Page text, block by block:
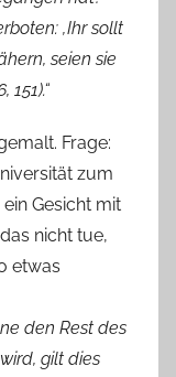
‚Ihr sollt
seien sie
Frage:
zum
ein Gesicht mit
nicht tue,
etwas
den Rest des
gilt dies